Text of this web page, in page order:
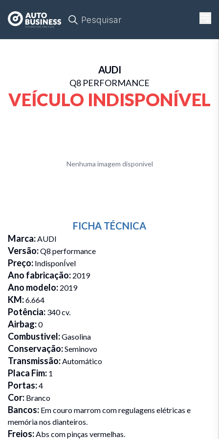
Pesquisar
AUDI
Q8 PERFORMANCE
VEÍCULO INDISPONÍVEL
Nenhuma imagem disponível
FICHA TÉCNICA
Marca:AUDI
Versão:Q8 performance
Preço: IndisponÍvel
Ano fabricação: 2019
Ano modelo: 2019
KM:6.664
Potência: 340 cv.
Airbag:0
Combustivel:Gasolina
Conservação:Seminovo
Transmissão:Automático
Placa Fim: 1
Portas:4
Cor: Branco
Bancos: Em couro marrom com regulagens elétricas e
memória nos dianteiros.
Freios:Abs com pinças vermelhas.